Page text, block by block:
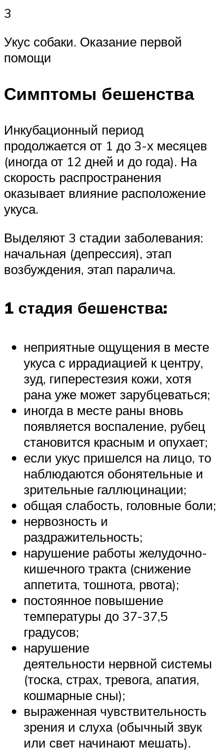
3
Укус собаки. Оказание первой
помощи
Симптомы бешенства
Инкубационный период
продолжается от 1 до 3-х месяцев
(иногда от 12 дней и до года). На
скорость распространения
оказывает влияние расположение
укуса.
Выделяют 3 стадии заболевания:
начальная (депрессия), этап
возбуждения, этап паралича.
1 стадия бешенства:
неприятные ощущения в месте
укуса с иррадиацией к центру,
зуд, гиперестезия кожи, хотя
рана уже может зарубцеваться;
иногда в месте раны вновь
появляется воспаление, рубец
становится красным и опухает;
если укус пришелся на лицо, то
наблюдаются обонятельные и
зрительные галлюцинации;
общая слабость, головные боли;
нервозность и
раздражительность;
нарушение работы желудочно-
кишечного тракта (снижение
аппетита, тошнота, рвота);
постоянное повышение
температуры до 37-37,5
градусов;
нарушение
деятельности нервной системы
(тоска, страх, тревога, апатия,
кошмарные сны);
выраженная чувствительность
зрения и слуха (обычный звук
или свет начинают мешать).